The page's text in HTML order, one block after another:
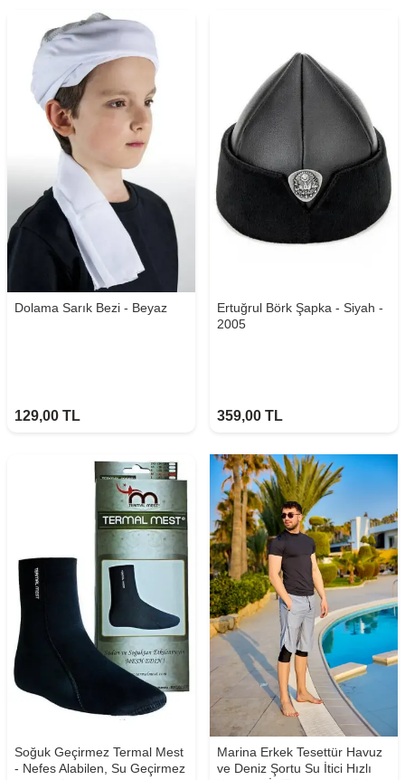
Dolama Sarık Bezi - Beyaz
129,00 TL
Ertuğrul Börk Şapka - Siyah -
2005
359,00 TL
Soğuk Geçirmez Termal Mest
- Nefes Alabilen, Su Geçirmez
Marina Erkek Tesettür Havuz
ve Deniz Şortu Su İtici Hızlı